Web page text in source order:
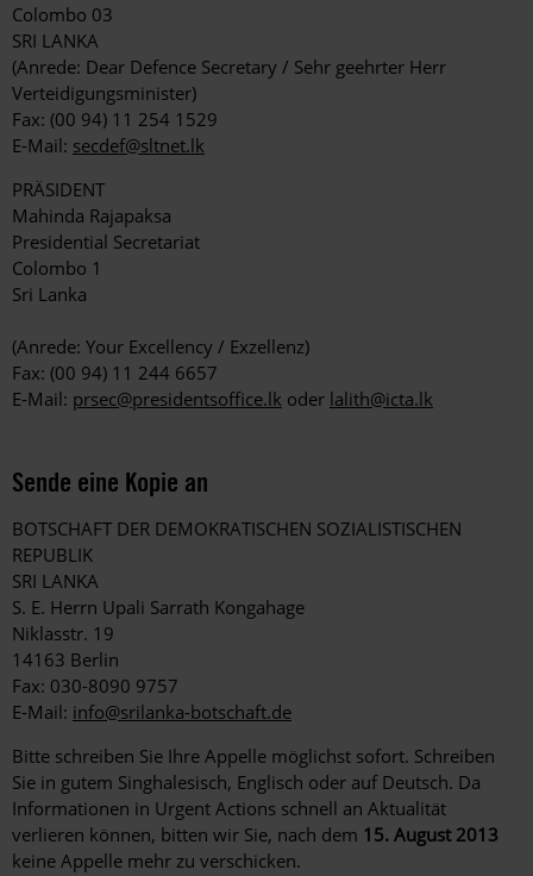
Colombo 03
SRI LANKA
(Anrede: Dear Defence Secretary / Sehr geehrter Herr
Verteidigungsminister)
Fax: (00 94) 11 254 1529
E-Mail: secdef@sltnet.lk
PRÄSIDENT
Mahinda Rajapaksa
Presidential Secretariat
Colombo 1
Sri Lanka
(Anrede: Your Excellency / Exzellenz)
Fax: (00 94) 11 244 6657
E-Mail: prsec@presidentsoffice.lk oder lalith@icta.lk
Sende eine Kopie an
BOTSCHAFT DER DEMOKRATISCHEN SOZIALISTISCHEN
REPUBLIK
SRI LANKA
S. E. Herrn Upali Sarrath Kongahage
Niklasstr. 19
14163 Berlin
Fax: 030-8090 9757
E-Mail: info@srilanka-botschaft.de
Bitte schreiben Sie Ihre Appelle möglichst sofort. Schreiben
Sie in gutem Singhalesisch, Englisch oder auf Deutsch. Da
Informationen in Urgent Actions schnell an Aktualität
verlieren können, bitten wir Sie, nach dem 15. August 2013
keine Appelle mehr zu verschicken.